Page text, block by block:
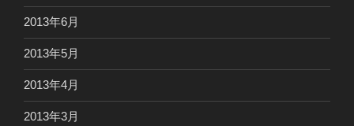
2013年6月
2013年5月
2013年4月
2013年3月